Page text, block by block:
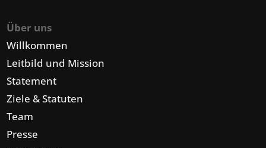
Über uns
Willkommen
Leitbild und Mission
Statement
Ziele & Statuten
Team
Presse